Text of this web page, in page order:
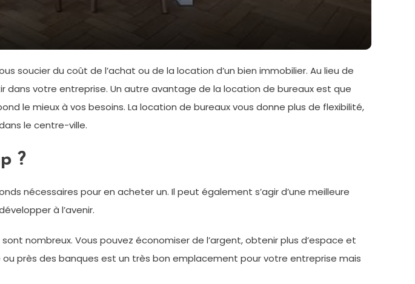
soucier du coût de l’achat ou de la location d’un bien immobilier. Au lieu de
dans votre entreprise. Un autre avantage de la location de bureaux est que
le mieux à vos besoins. La location de bureaux vous donne plus de flexibilité,
le centre-ville.
?
nécessaires pour en acheter un. Il peut également s’agir d’une meilleure
à l’avenir.
nombreux. Vous pouvez économiser de l’argent, obtenir plus d’espace et
près des banques est un très bon emplacement pour votre entreprise mais